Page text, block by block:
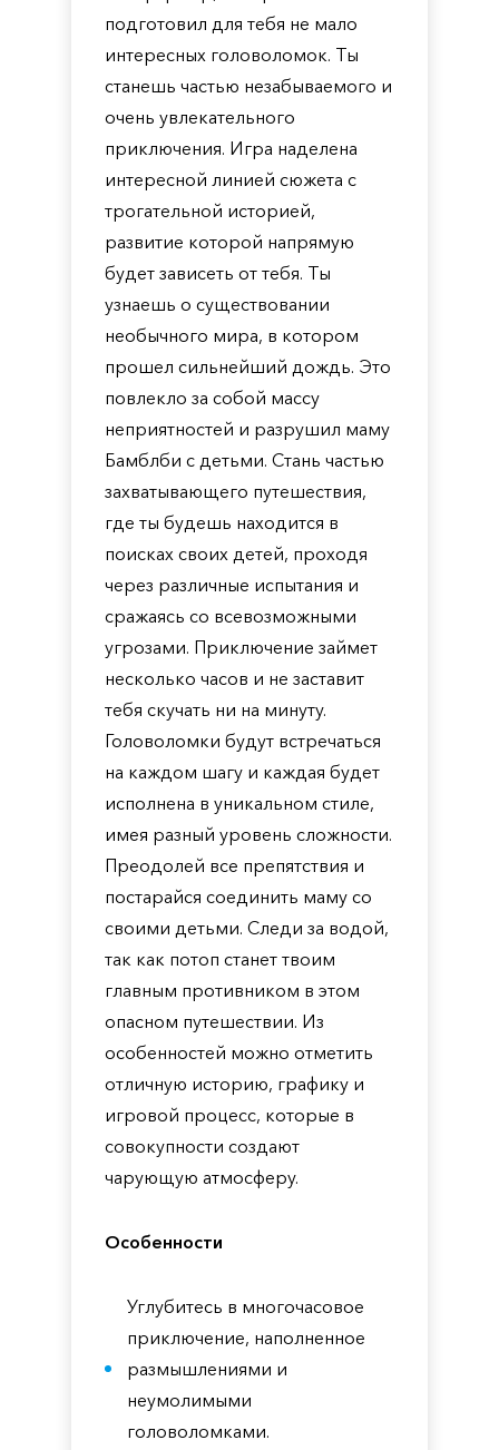
подготовил для тебя не мало
интересных головоломок. Ты
станешь частью незабываемого и
очень увлекательного
приключения. Игра наделена
интересной линией сюжета с
трогательной историей,
развитие которой напрямую
будет зависеть от тебя. Ты
узнаешь о существовании
необычного мира, в котором
прошел сильнейший дождь. Это
повлекло за собой массу
неприятностей и разрушил маму
Бамблби с детьми. Стань частью
захватывающего путешествия,
где ты будешь находится в
поисках своих детей, проходя
через различные испытания и
сражаясь со всевозможными
угрозами. Приключение займет
несколько часов и не заставит
тебя скучать ни на минуту.
Головоломки будут встречаться
на каждом шагу и каждая будет
исполнена в уникальном стиле,
имея разный уровень сложности.
Преодолей все препятствия и
постарайся соединить маму со
своими детьми. Следи за водой,
так как потоп станет твоим
главным противником в этом
опасном путешествии. Из
особенностей можно отметить
отличную историю, графику и
игровой процесс, которые в
совокупности создают
чарующую атмосферу.
Особенности
Углубитесь в многочасовое
приключение, наполненное
размышлениями и
неумолимыми
головоломками.